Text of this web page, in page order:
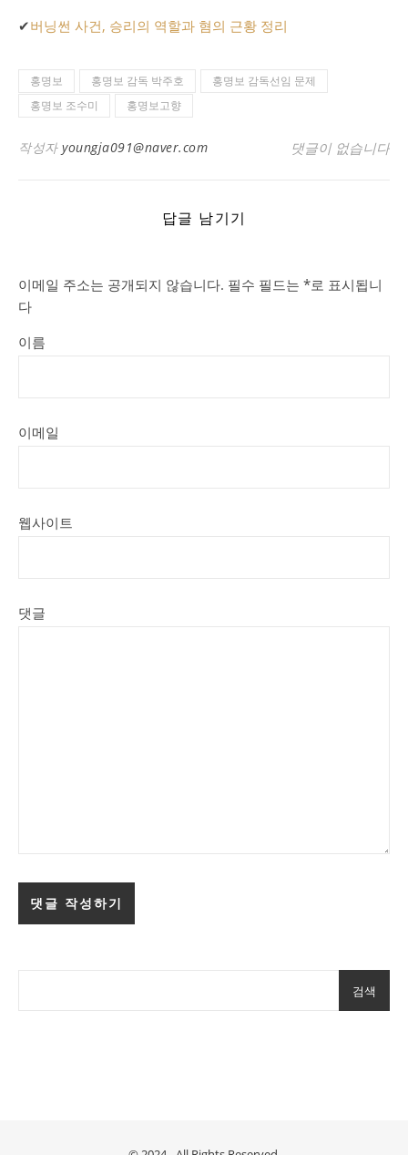
✔버닝썬 사건, 승리의 역할과 혐의 근황 정리
홍명보 홍명보 감독 박주호
홍명보 감독선임 문제
홍명보 조수미
홍명보고향
작성자 youngja091@naver.com 댓글이 없습니다
답글 남기기
이메일 주소는 공개되지 않습니다. 필수 필드는 *로 표시됩니
다
이름
이메일
웹사이트
댓글
검색